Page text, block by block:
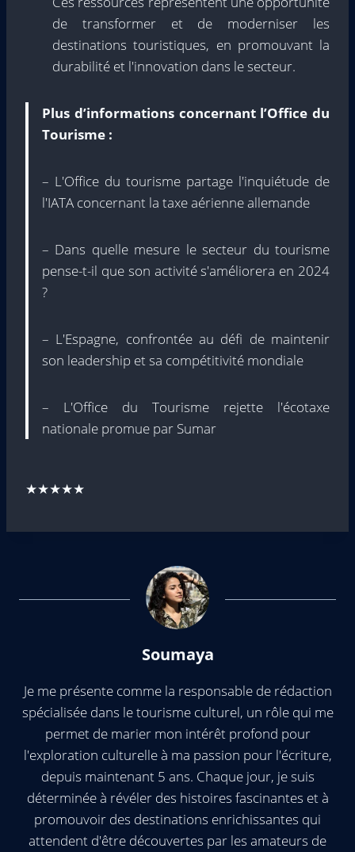
de transformer et de moderniser les
destinations touristiques, en promouvant la
durabilité et l'innovation dans le secteur.
Plus d’informations concernant l’Office du
Tourisme :
– L'Office du tourisme partage l'inquiétude de
l'IATA concernant la taxe aérienne allemande
– Dans quelle mesure le secteur du tourisme
pense-t-il que son activité s'améliorera en 2024
?
– L'Espagne, confrontée au défi de maintenir
son leadership et sa compétitivité mondiale
– L'Office du Tourisme rejette l'écotaxe
nationale promue par Sumar
★★★★★
Soumaya
Je me présente comme la responsable de rédaction
spécialisée dans le tourisme culturel, un rôle qui me
permet de marier mon intérêt profond pour
l'exploration culturelle à ma passion pour l'écriture,
depuis maintenant 5 ans. Chaque jour, je suis
déterminée à révéler des histoires fascinantes et à
promouvoir des destinations enrichissantes qui
attendent d'être découvertes par les amateurs de